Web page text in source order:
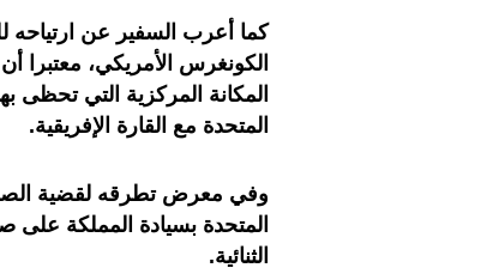
كما أعرب السفير عن ارتياحه
الكونغرس الأمريكي، معتبرا
المكانة المركزية التي تحظى
المتحدة مع القارة الإفريقية.
وفي معرض تطرقه لقضية
المتحدة بسيادة المملكة على
الثنائية.